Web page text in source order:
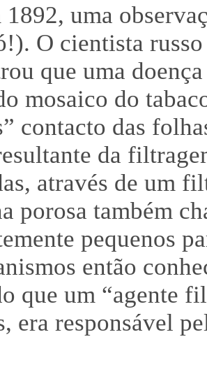
1892, uma
O cientista
que uma
mosaico do
contacto das
da
através de um
porosa também
pequenos
então
que um “agente
era responsável